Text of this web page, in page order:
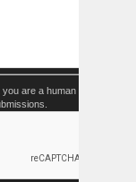
are a human